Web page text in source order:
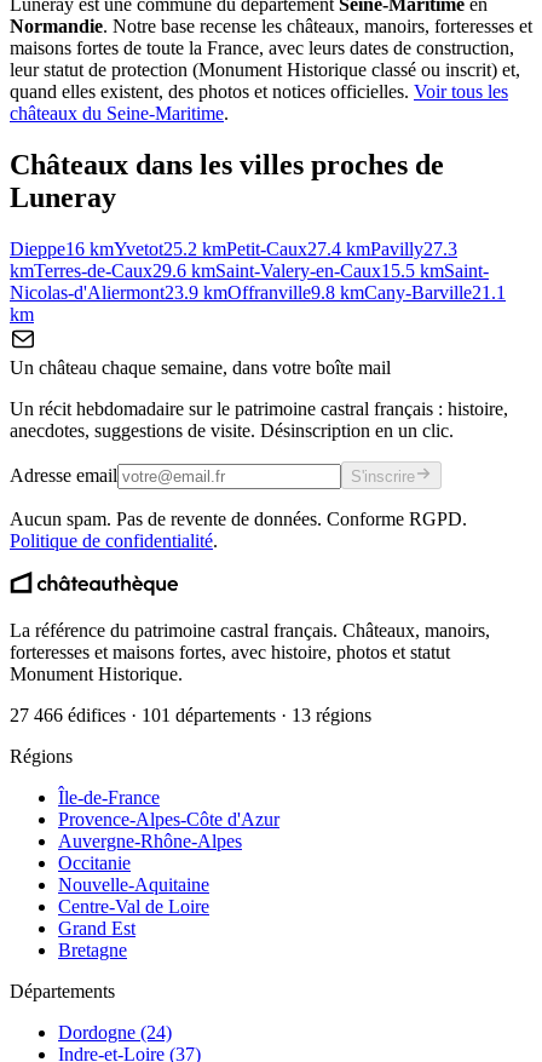
Luneray est une commune du départementSeine-Maritime en
Normandie. Notre base recense les châteaux, manoirs, forteresses et
maisons fortes de toute la France, avec leurs dates de construction,
leur statut de protection (Monument Historique classé ou inscrit) et,
quand elles existent, des photos et notices officielles. Voir tous les
châteaux du Seine-Maritime.
Châteaux dans les villes proches de
Luneray
Dieppe16 kmYvetot25.2 kmPetit-Caux27.4 kmPavilly27.3
kmTerres-de-Caux29.6 kmSaint-Valery-en-Caux15.5 kmSaint-
Nicolas-d'Aliermont23.9 kmOffranville9.8 kmCany-Barville21.1
km
Un château chaque semaine, dans votre boîte mail
Un récit hebdomadaire sur le patrimoine castral français : histoire,
anecdotes, suggestions de visite. Désinscription en un clic.
Adresse email S'inscrire
Aucun spam. Pas de revente de données. Conforme RGPD.
Politique de confidentialité.
La référence du patrimoine castral français. Châteaux, manoirs,
forteresses et maisons fortes, avec histoire, photos et statut
Monument Historique.
27 466 édifices · 101 départements · 13 régions
Régions
Île-de-France
Provence-Alpes-Côte d'Azur
Auvergne-Rhône-Alpes
Occitanie
Nouvelle-Aquitaine
Centre-Val de Loire
Grand Est
Bretagne
Départements
Dordogne (24)
Indre-et-Loire (37)